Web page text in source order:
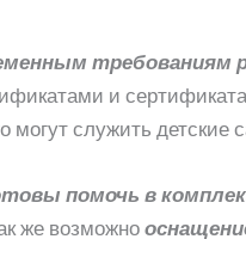
требованиям
и
служить детские
помочь в
же возможно